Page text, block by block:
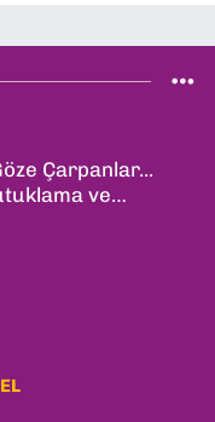
Çarpanlar...
ve